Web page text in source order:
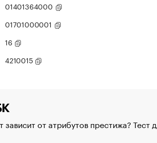
01401364000
01701000001
16
4210015
от атрибутов престижа? Тест